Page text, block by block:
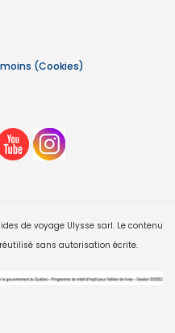
(Cookies)
de voyage Ulysse sarl. Le contenu
sans autorisation écrite.